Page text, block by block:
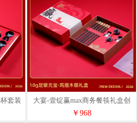
套装
大宴-壹锭赢max商务餐筷礼盒创
意礼品
￥968